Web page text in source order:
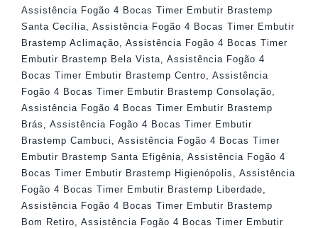
Assistência Fogão 4 Bocas Timer Embutir Brastemp
Santa Cecília
Assistência Fogão 4 Bocas Timer Embutir
Brastemp Aclimação
Assistência Fogão 4 Bocas Timer
Embutir Brastemp Bela Vista
Assistência Fogão 4
Bocas Timer Embutir Brastemp Centro
Assistência
Fogão 4 Bocas Timer Embutir Brastemp Consolação
Assistência Fogão 4 Bocas Timer Embutir Brastemp
Brás
Assistência Fogão 4 Bocas Timer Embutir
Brastemp Cambuci
Assistência Fogão 4 Bocas Timer
Embutir Brastemp Santa Efigênia
Assistência Fogão 4
Bocas Timer Embutir Brastemp Higienópolis
Assistência
Fogão 4 Bocas Timer Embutir Brastemp Liberdade
Assistência Fogão 4 Bocas Timer Embutir Brastemp
Bom Retiro
Assistência Fogão 4 Bocas Timer Embutir